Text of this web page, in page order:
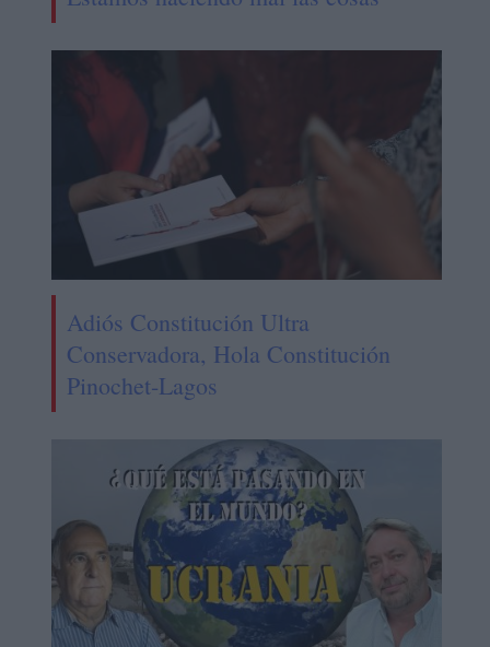
Adiós Constitución Ultra
Conservadora, Hola Constitución
Pinochet-Lagos